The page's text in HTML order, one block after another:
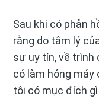
Sau khi có phản
rằng do tâm lý
sự uy tín, về trình
có làm hỏng máy
tôi có mục đích